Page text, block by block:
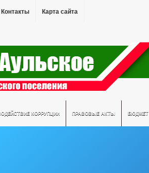
Контакты Карта сайта
КОРРУПЦИИ ПРАВОВЫЕ АКТЫ БЮДЖЕТ